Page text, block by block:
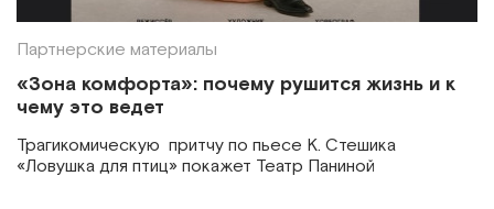
Партнерские материалы
«Зона комфорта»: почему рушится жизнь и к
чему это ведет
Трагикомическую притчу по пьесе К. Стешика
«Ловушка для птиц» покажет Театр Паниной